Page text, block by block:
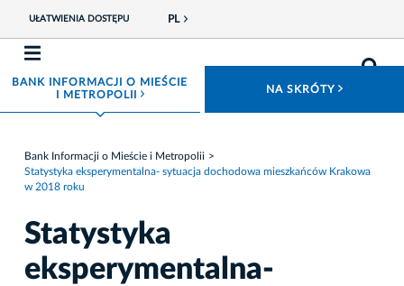
UŁATWIENIA DOSTĘPU PL
BANK INFORMACJI O MIEŚCIE
I METROPOLII ROZWIŃ MENU NA SKRÓTY
Bank Informacji o Mieście i Metropolii
Statystyka eksperymentalna- sytuacja dochodowa mieszkańców Krakowa
w 2018 roku
Statystyka
eksperymentalna-